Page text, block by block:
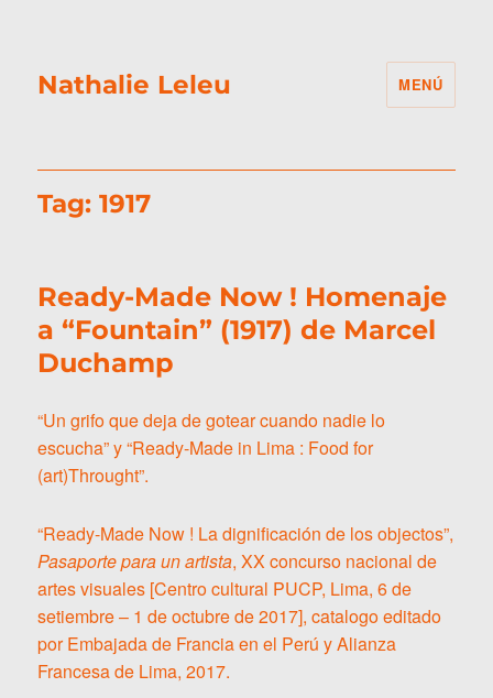
Nathalie Leleu MENÚ
Tag:1917
Ready-Made Now ! Homenaje
a “Fountain” (1917) de Marcel
Duchamp
“Un grifo que deja de gotear cuando nadie lo
escucha” y “Ready-Made in Lima : Food for
(art)Throught”.
“Ready-Made Now ! La dignificación de los objectos”,
Pasaporte para un artista, XX concurso nacional de
artes visuales [Centro cultural PUCP, Lima, 6 de
setiembre – 1 de octubre de 2017], catalogo editado
por Embajada de Francia en el Perú y Alianza
Francesa de Lima, 2017.